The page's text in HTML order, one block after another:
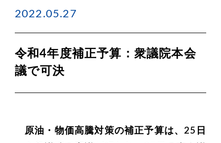
2022.05.27
令和4年度補正予算：衆議院本会
議で可決
原油・物価高騰対策の補正予算は、25 日